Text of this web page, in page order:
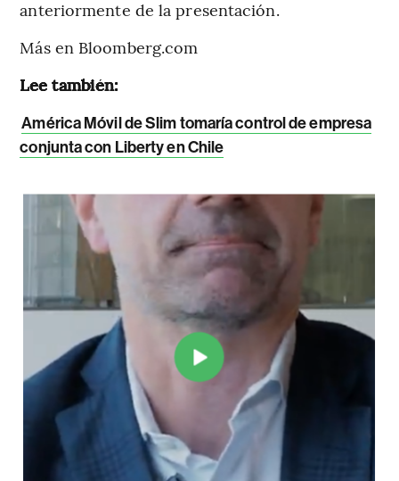
anteriormente de la presentación.
Más en Bloomberg.com
Lee también:
América Móvil de Slim tomaría control de empresa
conjunta con Liberty en Chile